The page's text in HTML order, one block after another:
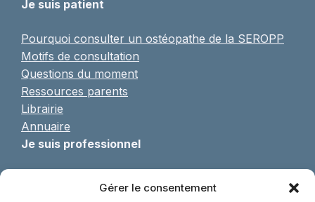
Gérer le consentement
Je suis patient
Pourquoi consulter un ostéopathe de la SEROPP
Motifs de consultation
Questions du moment
Ressources parents
Librairie
Annuaire
Je suis professionnel
Formulaire d’adhésion